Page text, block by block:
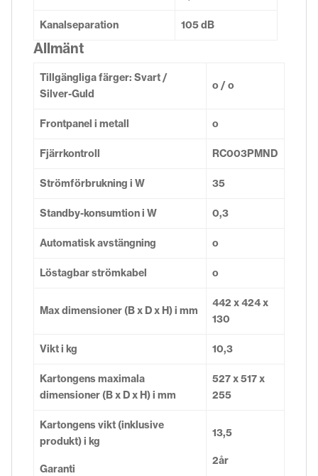
Kanalseparation 105 dB
Allmänt
Tillgängliga färger: Svart /
Silver-Guld
o / o
Frontpanel i metall o
Fjärrkontroll RC003PMND
Strömförbrukning i W 35
Standby-konsumtion i W 0,3
Automatisk avstängning o
Löstagbar strömkabel o
Max dimensioner (B x D x H) i mm
442 x 424 x
130
Vikt i kg 10,3
Kartongens maximala
dimensioner (B x D x H) i mm
527 x 517 x
255
Kartongens vikt (inklusive
produkt) i kg
Garanti
13,5
2år